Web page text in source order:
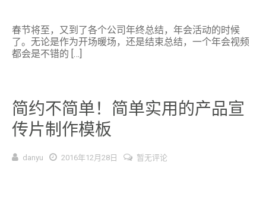
春节将至，又到了各个公司年终总结，年会活动的时候
了。无论是作为开场暖场，还是结束总结，一个年会视频
都会是不错的 […]
简约不简单！简单实用的产品宣
传片制作模板
danyu 2016年12月28日 暂无评论